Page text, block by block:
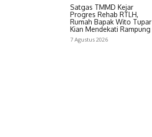
Satgas TMMD Kejar
Progres Rehab RTLH,
Rumah Bapak Wito Tupar
Kian Mendekati Rampung
7 Agustus 2026